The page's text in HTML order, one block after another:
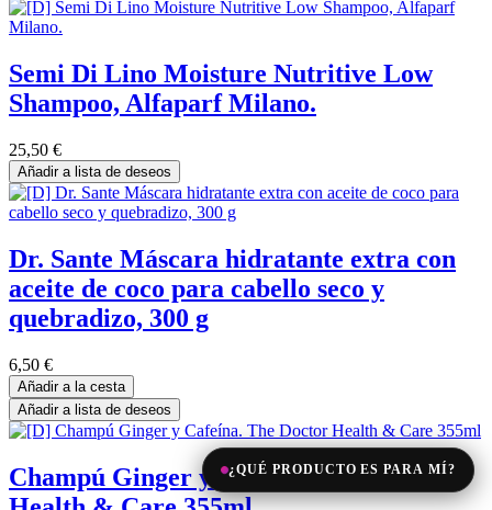
Semi Di Lino Moisture Nutritive Low
Shampoo, Alfaparf Milano.
25,50 €
Añadir a lista de deseos
Dr. Sante Máscara hidratante extra con
aceite de coco para cabello seco y
quebradizo, 300 g
6,50 €
Añadir a la cesta
Añadir a lista de deseos
Champú Ginger y Cafeína. The Doctor
¿QUÉ PRODUCTO ES PARA MÍ?